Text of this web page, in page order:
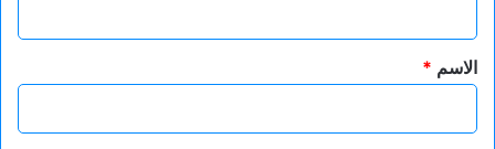
واختتم بقوله: “من المهم أن يتعامل المجتمع المحلي مع المسلمين
كأفراد بناء على شخصية كل منهم، وليس بناء على هويتهم الدينية”.
المصدر: وكالة الأنباء الألمانية “د ب أ”
*
الاسم *